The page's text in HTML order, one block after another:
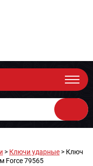
> Ключи ударные > Ключ
Force 79565